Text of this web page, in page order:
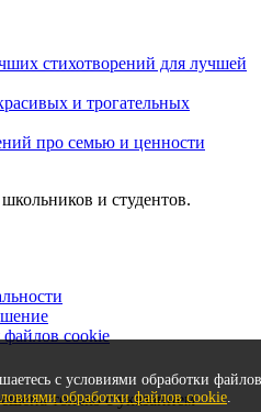
стихотворений для лучшей
и трогательных
про семью и ценности
с условиями обработки файлов
обработки файлов cookie.
и студентов.
файлов cookie
только с указанием